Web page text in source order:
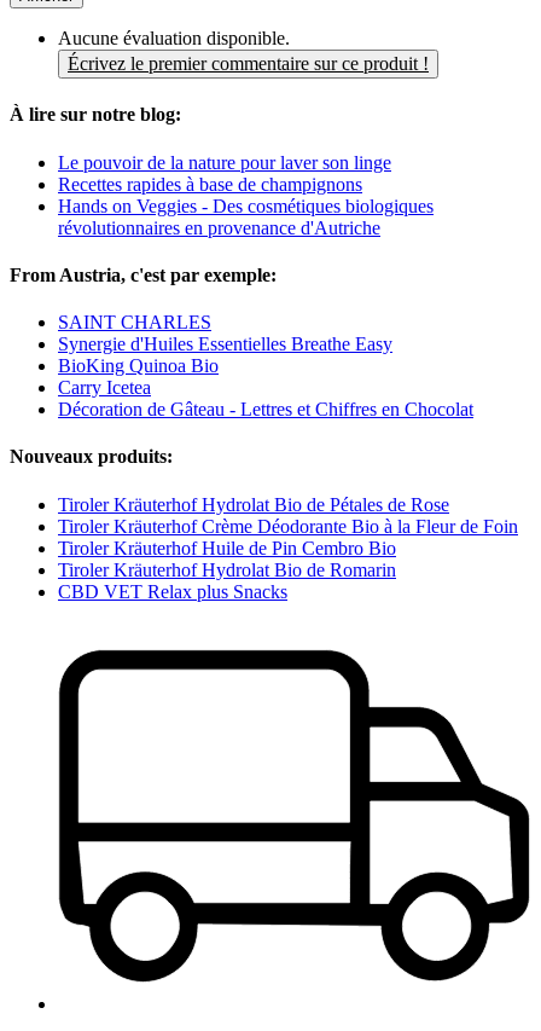
Aucune évaluation disponible.
Écrivez le premier commentaire sur ce produit !
À lire sur notre blog:
Le pouvoir de la nature pour laver son linge
Recettes rapides à base de champignons
Hands on Veggies - Des cosmétiques biologiques
révolutionnaires en provenance d'Autriche
From Austria, c'est par exemple:
SAINT CHARLES
Synergie d'Huiles Essentielles Breathe Easy
BioKing Quinoa Bio
Carry Icetea
Décoration de Gâteau - Lettres et Chiffres en Chocolat
Nouveaux produits:
Tiroler Kräuterhof Hydrolat Bio de Pétales de Rose
Tiroler Kräuterhof Crème Déodorante Bio à la Fleur de Foin
Tiroler Kräuterhof Huile de Pin Cembro Bio
Tiroler Kräuterhof Hydrolat Bio de Romarin
CBD VET Relax plus Snacks